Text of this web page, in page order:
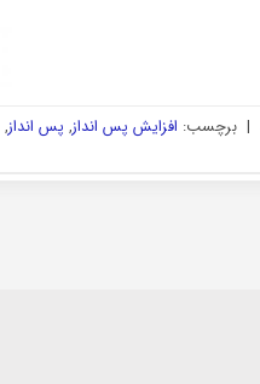
| برچسب: افزایش پس انداز, پس انداز,